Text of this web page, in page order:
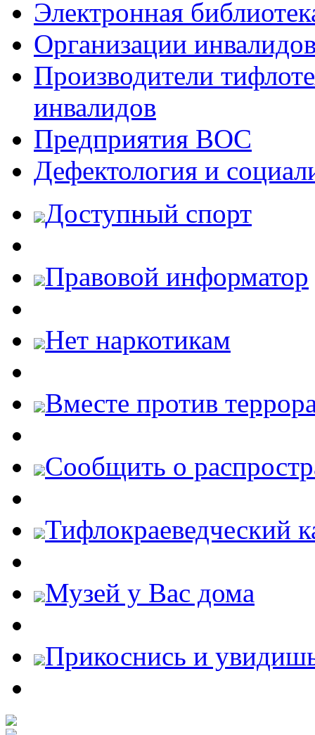
Электронная
Организации
Производители
инвалидов
Предприятия ВОС
Дефектология и
Доступный спорт
Правовой информатор
Нет наркотикам
Вместе против
Cообщить о
Тифлокраеведческий
Музей у Вас дома
Прикоснись и